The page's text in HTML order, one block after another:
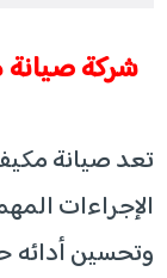
شركة
تعد صيانة
الإجراءات
وتحسين